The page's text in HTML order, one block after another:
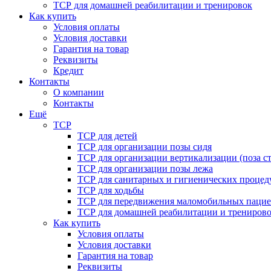
ТСР для домашней реабилитации и тренировок
Как купить
Условия оплаты
Условия доставки
Гарантия на товар
Реквизиты
Кредит
Контакты
О компании
Контакты
Ещё
ТСР
ТСР для детей
ТСР для организации позы сидя
ТСР для организации вертикализации (поза
ТСР для организации позы лежа
ТСР для санитарных и гигиенических
ТСР для ходьбы
ТСР для передвижения маломобильных
ТСР для домашней реабилитации и
Как купить
Условия оплаты
Условия доставки
Гарантия на товар
Реквизиты